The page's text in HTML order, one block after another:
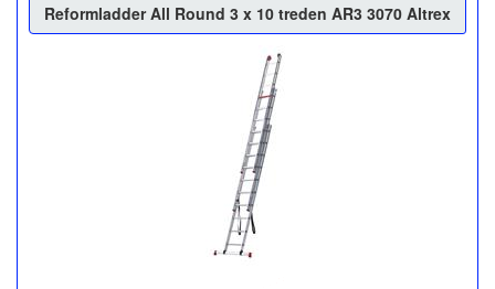
Reformladder All Round 3 x 10 treden AR3 3070 Altrex